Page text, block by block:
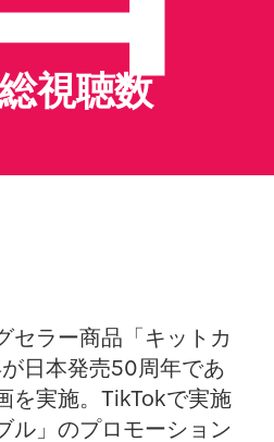
視聴数
セラー商品「キットカ
日本発売50周年であ
を実施。TikTokで実施
ル」のプロモーション